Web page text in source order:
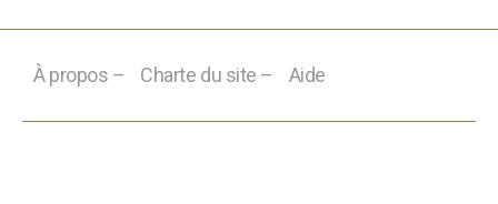
À propos – Charte du site – Aide